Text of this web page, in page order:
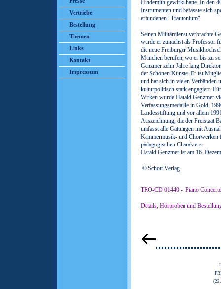
Vertriebe
Bestellung
Themen
Links
Kontakt
Impressum
Hindemith gewirkt hatte. In den
Instrumenten und befasste sich
erfundenen "Trautonium".
Seinen Militärdienst verbrachte
wurde er zunächst als Professor
die neue Freiburger
München berufen, wo er bis zu
Genzmer zehn Jahre lang
der Schönen Künste. Er ist
und hat sich in vielen Verbänden
kulturpolitisch stark engagiert.
Wirken wurde Harald Genzmer
Verfassungsmedaille in Gold,
Landesstiftung und vor allem
Auszeichnung, die der Freistaat
umfasst alle Gattungen mit
Kammermusik- und Chorwerken
pädagogischen Charakters.
Harald Genzmer ist am 16.
© Schott Verlag
TRO-CD 01440 - Piano
Details, Hörproben und